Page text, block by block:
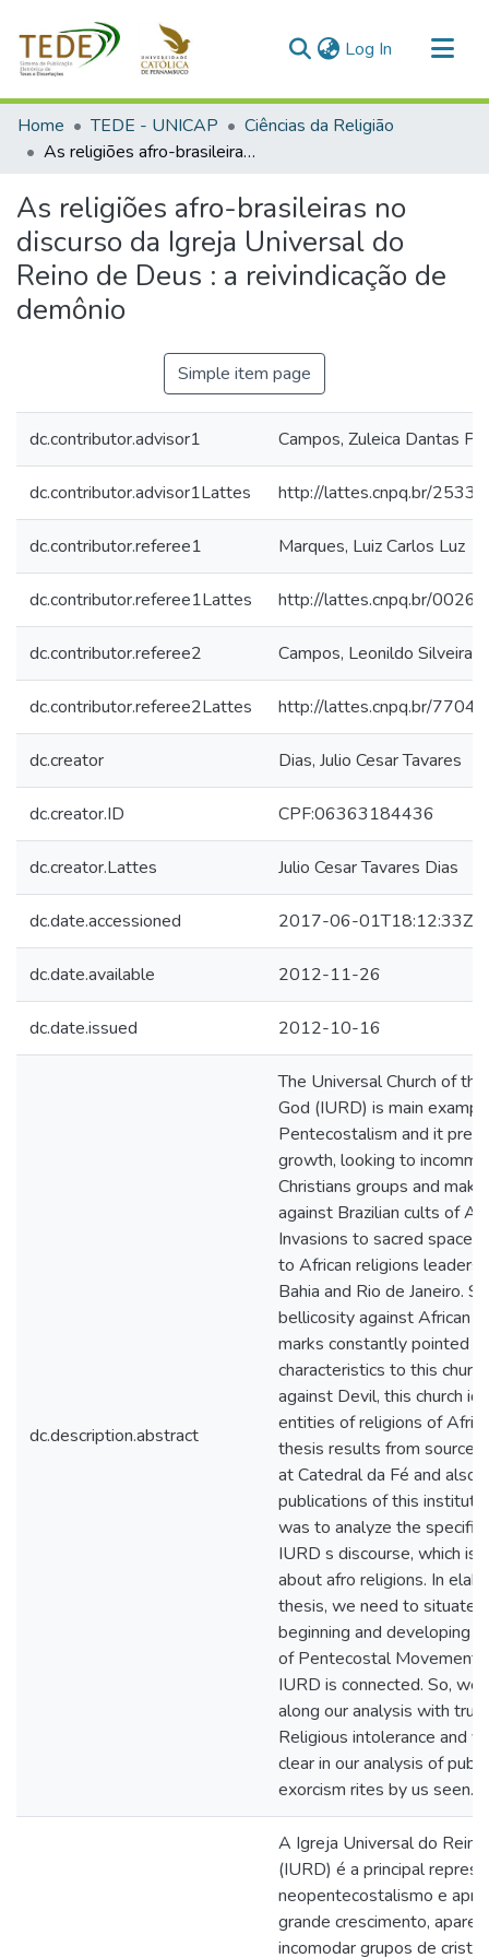
Log In (current)
Communities & Collections
All of DSpace
Home TEDE - UNICAP
Ciências da Religião
As religiões afro-brasileiras no discurso da Igreja Universal do Reino de Deus : a reivindicação de demônio
As religiões afro-brasileiras no
discurso da Igreja Universal do
Reino de Deus : a reivindicação de
demônio
Simple item page
dc.contributor.advisor1 Campos, Zuleica Dantas
dc.contributor.advisor1Lattes http://lattes.cnpq.br/
dc.contributor.referee1 Marques, Luiz Carlos Luz
dc.contributor.referee1Lattes http://lattes.cnpq.br/
dc.contributor.referee2 Campos, Leonildo Silveira
dc.contributor.referee2Lattes http://lattes.cnpq.br/
dc.creator Dias, Julio Cesar Tavares
dc.creator.ID CPF:06363184436
dc.creator.Lattes Julio Cesar Tavares Dias
dc.date.accessioned 2017-06-01T18:12:33Z
dc.date.available 2012-11-26
dc.date.issued 2012-10-16
dc.description.abstract
The Universal Church of
God (IURD) is main
Pentecostalism and it
growth, looking to
Christians groups and
against Brazilian cults of
Invasions to sacred spaces
to African religions leaders
Bahia and Rio de Janeiro.
bellicosity against African
marks constantly pointed
characteristics to this
against Devil, this church
entities of religions of
thesis results from source
at Catedral da Fé and also
publications of this
was to analyze the specific
IURD s discourse, which is
about afro religions. In
thesis, we need to situate
beginning and developing
of Pentecostal Movement,
IURD is connected. So, we
along our analysis with
Religious intolerance and
clear in our analysis of
exorcism rites by us seen.
A Igreja Universal do
(IURD) é a principal
neopentecostalismo e
grande crescimento,
incomodar grupos de